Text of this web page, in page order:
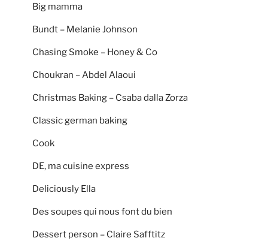
Big mamma
Bundt – Melanie Johnson
Chasing Smoke – Honey & Co
Choukran – Abdel Alaoui
Christmas Baking – Csaba dalla Zorza
Classic german baking
Cook
DE, ma cuisine express
Deliciously Ella
Des soupes qui nous font du bien
Dessert person – Claire Safftitz